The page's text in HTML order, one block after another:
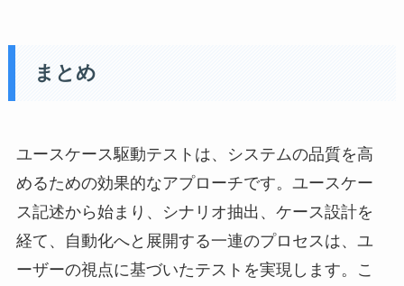
まとめ
ユースケース駆動テストは、システムの品質を高
めるための効果的なアプローチです。ユースケー
ス記述から始まり、シナリオ抽出、ケース設計を
経て、自動化へと展開する一連のプロセスは、ユ
ーザーの視点に基づいたテストを実現します。こ